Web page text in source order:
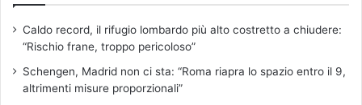
Caldo record, il rifugio lombardo più alto costretto a chiudere:
“Rischio frane, troppo pericoloso”
Schengen, Madrid non ci sta: “Roma riapra lo spazio entro il 9,
altrimenti misure proporzionali”